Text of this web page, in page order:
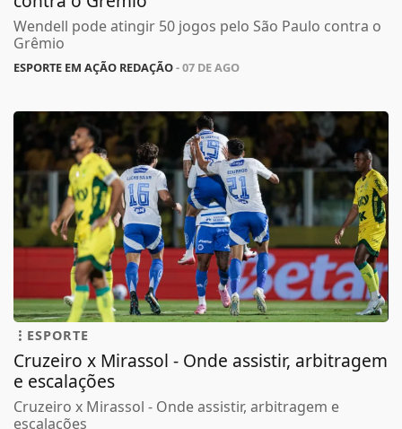
Wendell pode atingir 50 jogos pelo São Paulo contra o
Grêmio
ESPORTE EM AÇÃO REDAÇÃO- 07 DE AGO
ESPORTE
Cruzeiro x Mirassol - Onde assistir, arbitragem
e escalações
Cruzeiro x Mirassol - Onde assistir, arbitragem e
escalações